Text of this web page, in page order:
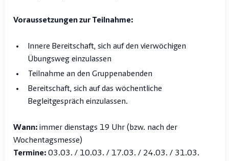
Voraussetzungen zur Teilnahme:
Innere Bereitschaft, sich auf den vierwöchigen
Übungsweg einzulassen
Teilnahme an den Gruppenabenden
Bereitschaft, sich auf das wöchentliche
Begleitgespräch einzulassen.
Wann: immer dienstags 19 Uhr (bzw. nach der
Wochentagsmesse)
Termine: 03.03. / 10.03. / 17.03. / 24.03. / 31.03.